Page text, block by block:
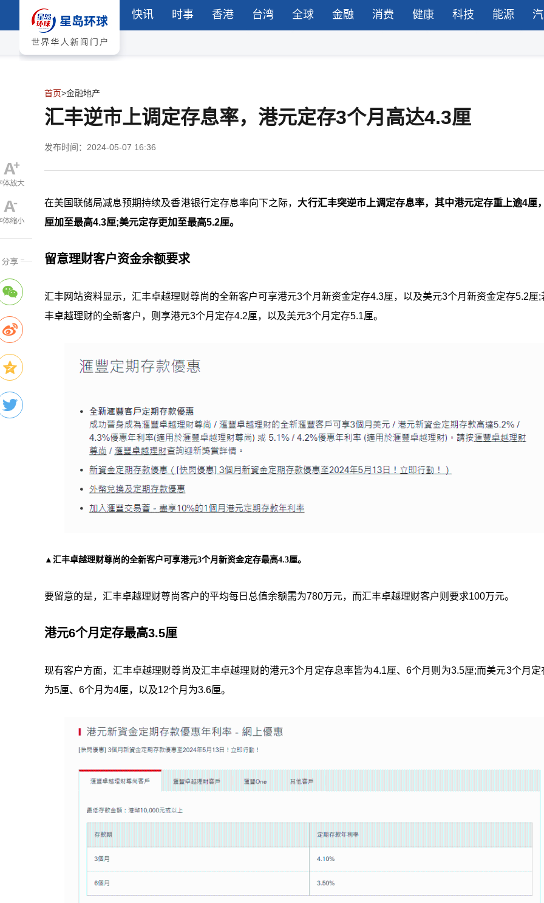
快讯 时事 香港 台湾 全球 金融 消费 健康 科技 能源
首页>金融地产
汇丰逆市上调定存息率，港元定存3个月高达4.3厘
发布时间：2024-05-07 16:36
在美国联储局减息预期持续及香港银行定存息率向下之际， 大行汇丰突逆市上调定存息率，其中港元定存重上逾4厘
厘加至最高4.3厘;美元定存更加至最高5.2厘。
留意理财客户资金余额要求
汇丰网站资料显示，汇丰卓越理财尊尚的全新客户可享港元3个月新资金定存4.3厘，以及美元3个月新资金定存5.2厘;
丰卓越理财的全新客户，则享港元3个月定存4.2厘，以及美元3个月定存5.1厘。
▲汇丰卓越理财尊尚的全新客户可享港元3个月新资金定存最高4.3厘。
要留意的是，汇丰卓越理财尊尚客户的平均每日总值余额需为780万元，而汇丰卓越理财客户则要求100万元。
港元6个月定存最高3.5厘
现有客户方面，汇丰卓越理财尊尚及汇丰卓越理财的港元3个月定存息率皆为4.1厘、6个月则为3.5厘;而美元3个月定
为5厘、6个月为4厘，以及12个月为3.6厘。